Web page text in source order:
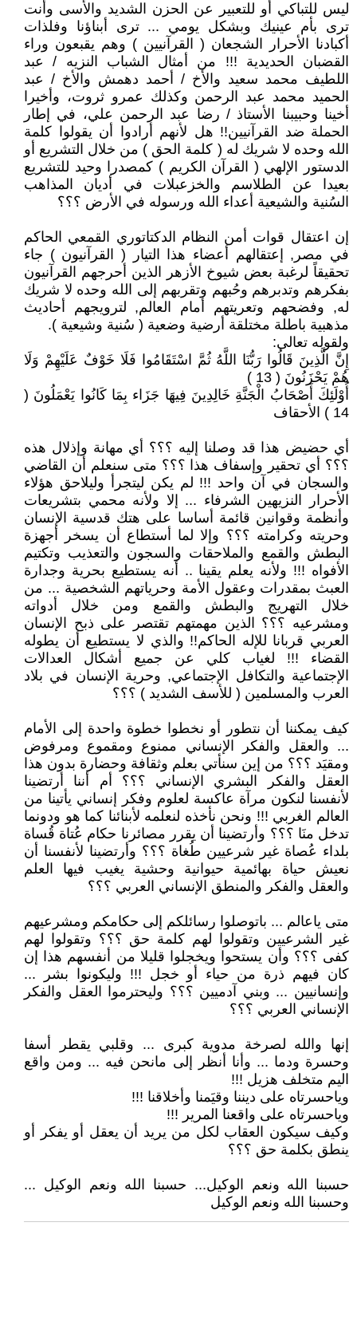
ليس للتباكي أو للتعبير عن الحزن الشديد والأسى وأنت
ترى بأم عينيك وبشكل يومي ... ترى أبناؤنا وفلذات
أكبادنا الأحرار الشجعان ( القرآنيين ) وهم يقبعون وراء
القضبان الحديدية !!! من أمثال الشباب النزيه / عبد
اللطيف محمد سعيد والأخ / أحمد دهمش والأخ / عبد
الحميد محمد عبد الرحمن وكذلك عمرو ثروت، وأخيرا
أخينا وحبيبنا الأستاذ / رضا عبد الرحمن علي، في إطار
الحملة ضد القرآنيين!! هل لأنهم أرادوا أن يقولوا كلمة
الله وحده لا شريك له ( كلمة الحق ) من خلال التشريع أو
الدستور الإلهي ( القرآن الكريم ) كمصدرا وحيد للتشريع
بعيدا عن الطلاسم والخزعبلات في أديان المذاهب
السُنية والشيعية أعداء الله ورسوله في الأرض ؟؟؟
إن اعتقال قوات أمن النظام الدكتاتوري القمعي الحاكم
في مصر, إعتقالهم أعضاء هذا التيار ( القرآنيون ) جاء
تحقيقاً لرغبة بعض شيوخ الأزهر الذين أحرجهم القرآنيون
بفكرهم وتدبرهم وحُبهم وتقربهم إلى الله وحده لا شريك
له, وفضحهم وتعريتهم أمام العالم, لترويجهم أحاديث
مذهبية باطلة مختلقة أرضية وضعية ( سُنية وشيعية ).
ولقوله تعالى:
إِنَّ الَّذِينَ قَالُوا رَبُّنَا اللَّهُ ثُمَّ اسْتَقَامُوا فَلَا خَوْفٌ عَلَيْهِمْ وَلَا
هُمْ يَحْزَنُونَ ( 13 )
أُوْلَئِكَ أَصْحَابُ الْجَنَّةِ خَالِدِينَ فِيهَا جَزَاء بِمَا كَانُوا يَعْمَلُونَ (
14 ) الأحقاف
أي حضيض هذا قد وصلنا إليه ؟؟؟ أي مهانة وإذلال هذه
؟؟؟ أي تحقير وإسفاف هذا ؟؟؟ متى سنعلم أن القاضي
والسجان في آن واحد !!! لم يكن ليتجرأ وليلاحق هؤلاء
الأحرار النزيهين الشرفاء ... إلا ولأنه محمي بتشريعات
وأنظمة وقوانين قائمة أساسا على هتك قدسية الإنسان
وحريته وكرامته ؟؟؟ وإلا لما أستطاع أن يسخر أجهزة
البطش والقمع والملاحقات والسجون والتعذيب وتكتيم
الأفواه !!! ولأنه يعلم يقينا .. أنه يستطيع بحرية وجدارة
العبث بمقدرات وعقول الأمة وحرياتهم الشخصية ... من
خلال التهريج والبطش والقمع ومن خلال أدواته
ومشرعيه ؟؟؟ الذين مهمتهم تقتصر على ذبح الإنسان
العربي قربانا للإله الحاكم!! والذي لا يستطيع أن يطوله
القضاء !!! لغياب كلي عن جميع أشكال العدالات
الإجتماعية والتكافل الإجتماعي, وحرية الإنسان في بلاد
العرب والمسلمين ( للأسف الشديد ) ؟؟؟
كيف يمكننا أن نتطور أو نخطوا خطوة واحدة إلى الأمام
... والعقل والفكر الإنساني ممنوع ومقموع ومرفوض
ومقيَد ؟؟؟ من إين سنأتي بعلم وثقافة وحضارة بدون هذا
العقل والفكر البشري الإنساني ؟؟؟ أم أننا أرتضينا
لأنفسنا لنكون مرآة عاكسة لعلوم وفكر إنساني يأتينا من
العالم الغربي !!! ونحن نأخذه لنعلمه لأبنائنا كما هو ودونما
تدخل منَا ؟؟؟ وأرتضينا أن يقرر مصائرنا حكام عُتاة قُساة
بلداء عُصاة غير شرعيين طُغاة ؟؟؟ وأرتضينا لأنفسنا أن
نعيش حياة بهائمية حيوانية وحشية يغيب فيها العلم
والعقل والفكر والمنطق الإنساني العربي ؟؟؟
متى ياعالم ... باتوصلوا رسائلكم إلى حكامكم ومشرعيهم
غير الشرعيين وتقولوا لهم كلمة حق ؟؟؟ وتقولوا لهم
كفى ؟؟؟ وأن يستحوا ويخجلوا قليلا من أنفسهم هذا إن
كان فيهم ذرة من حياء أو خجل !!! وليكونوا بشر ...
وإنسانيين ... وبني آدميين ؟؟؟ وليحترموا العقل والفكر
الإنساني العربي ؟؟؟
إنها والله لصرخة مدوية كبرى ... وقلبي يقطر أسفا
وحسرة ودما ... وأنا أنظر إلى مانحن فيه ... ومن واقع
اليم متخلف هزيل !!!
وياحسرتاه على ديننا وقيَمنا وأخلاقنا !!!
وياحسرتاه على واقعنا المرير !!!
وكيف سيكون العقاب لكل من يريد أن يعقل أو يفكر أو
ينطق بكلمة حق ؟؟؟
حسبنا الله ونعم الوكيل... حسبنا الله ونعم الوكيل ...
وحسبنا الله ونعم الوكيل